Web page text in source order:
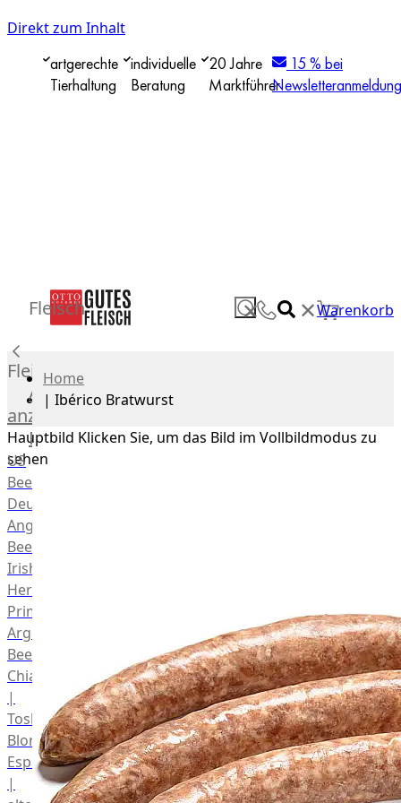
Direkt zum Inhalt
artgerechte
Tierhaltung
individuelle
Beratung
20 Jahre
Marktführer
15 % bei
Newsletteranmeldung
✕ ✕Warenkorb
Fleisch
Fleisch
Alle
anzeigen
Rind
US
Beef
Deutsches
Angus
Beef
Irish
Hereford
Prime
Argentina
Beef
Chianina
|
Toskana
Blonda
Espanola
|
Home
| Ibérico Bratwurst
Hauptbild Klicken Sie, um das Bild im Vollbildmodus zu
sehen